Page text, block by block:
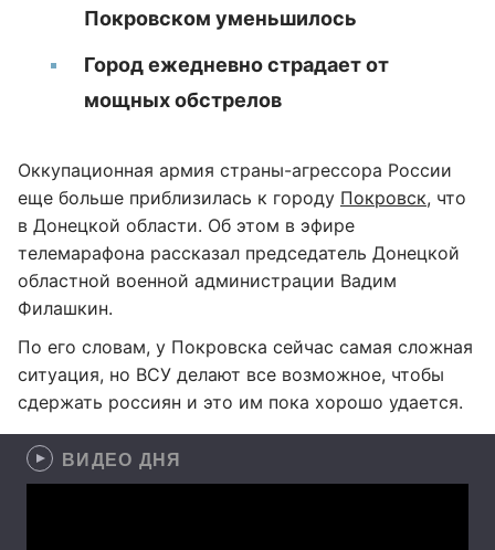
Покровском уменьшилось
Город ежедневно страдает от
мощных обстрелов
Оккупационная армия страны-агрессора России
еще больше приблизилась к городу Покровск, что
в Донецкой области. Об этом в эфире
телемарафона рассказал председатель Донецкой
областной военной администрации Вадим
Филашкин.
По его словам, у Покровска сейчас самая сложная
ситуация, но ВСУ делают все возможное, чтобы
сдержать россиян и это им пока хорошо удается.
ВИДЕО ДНЯ